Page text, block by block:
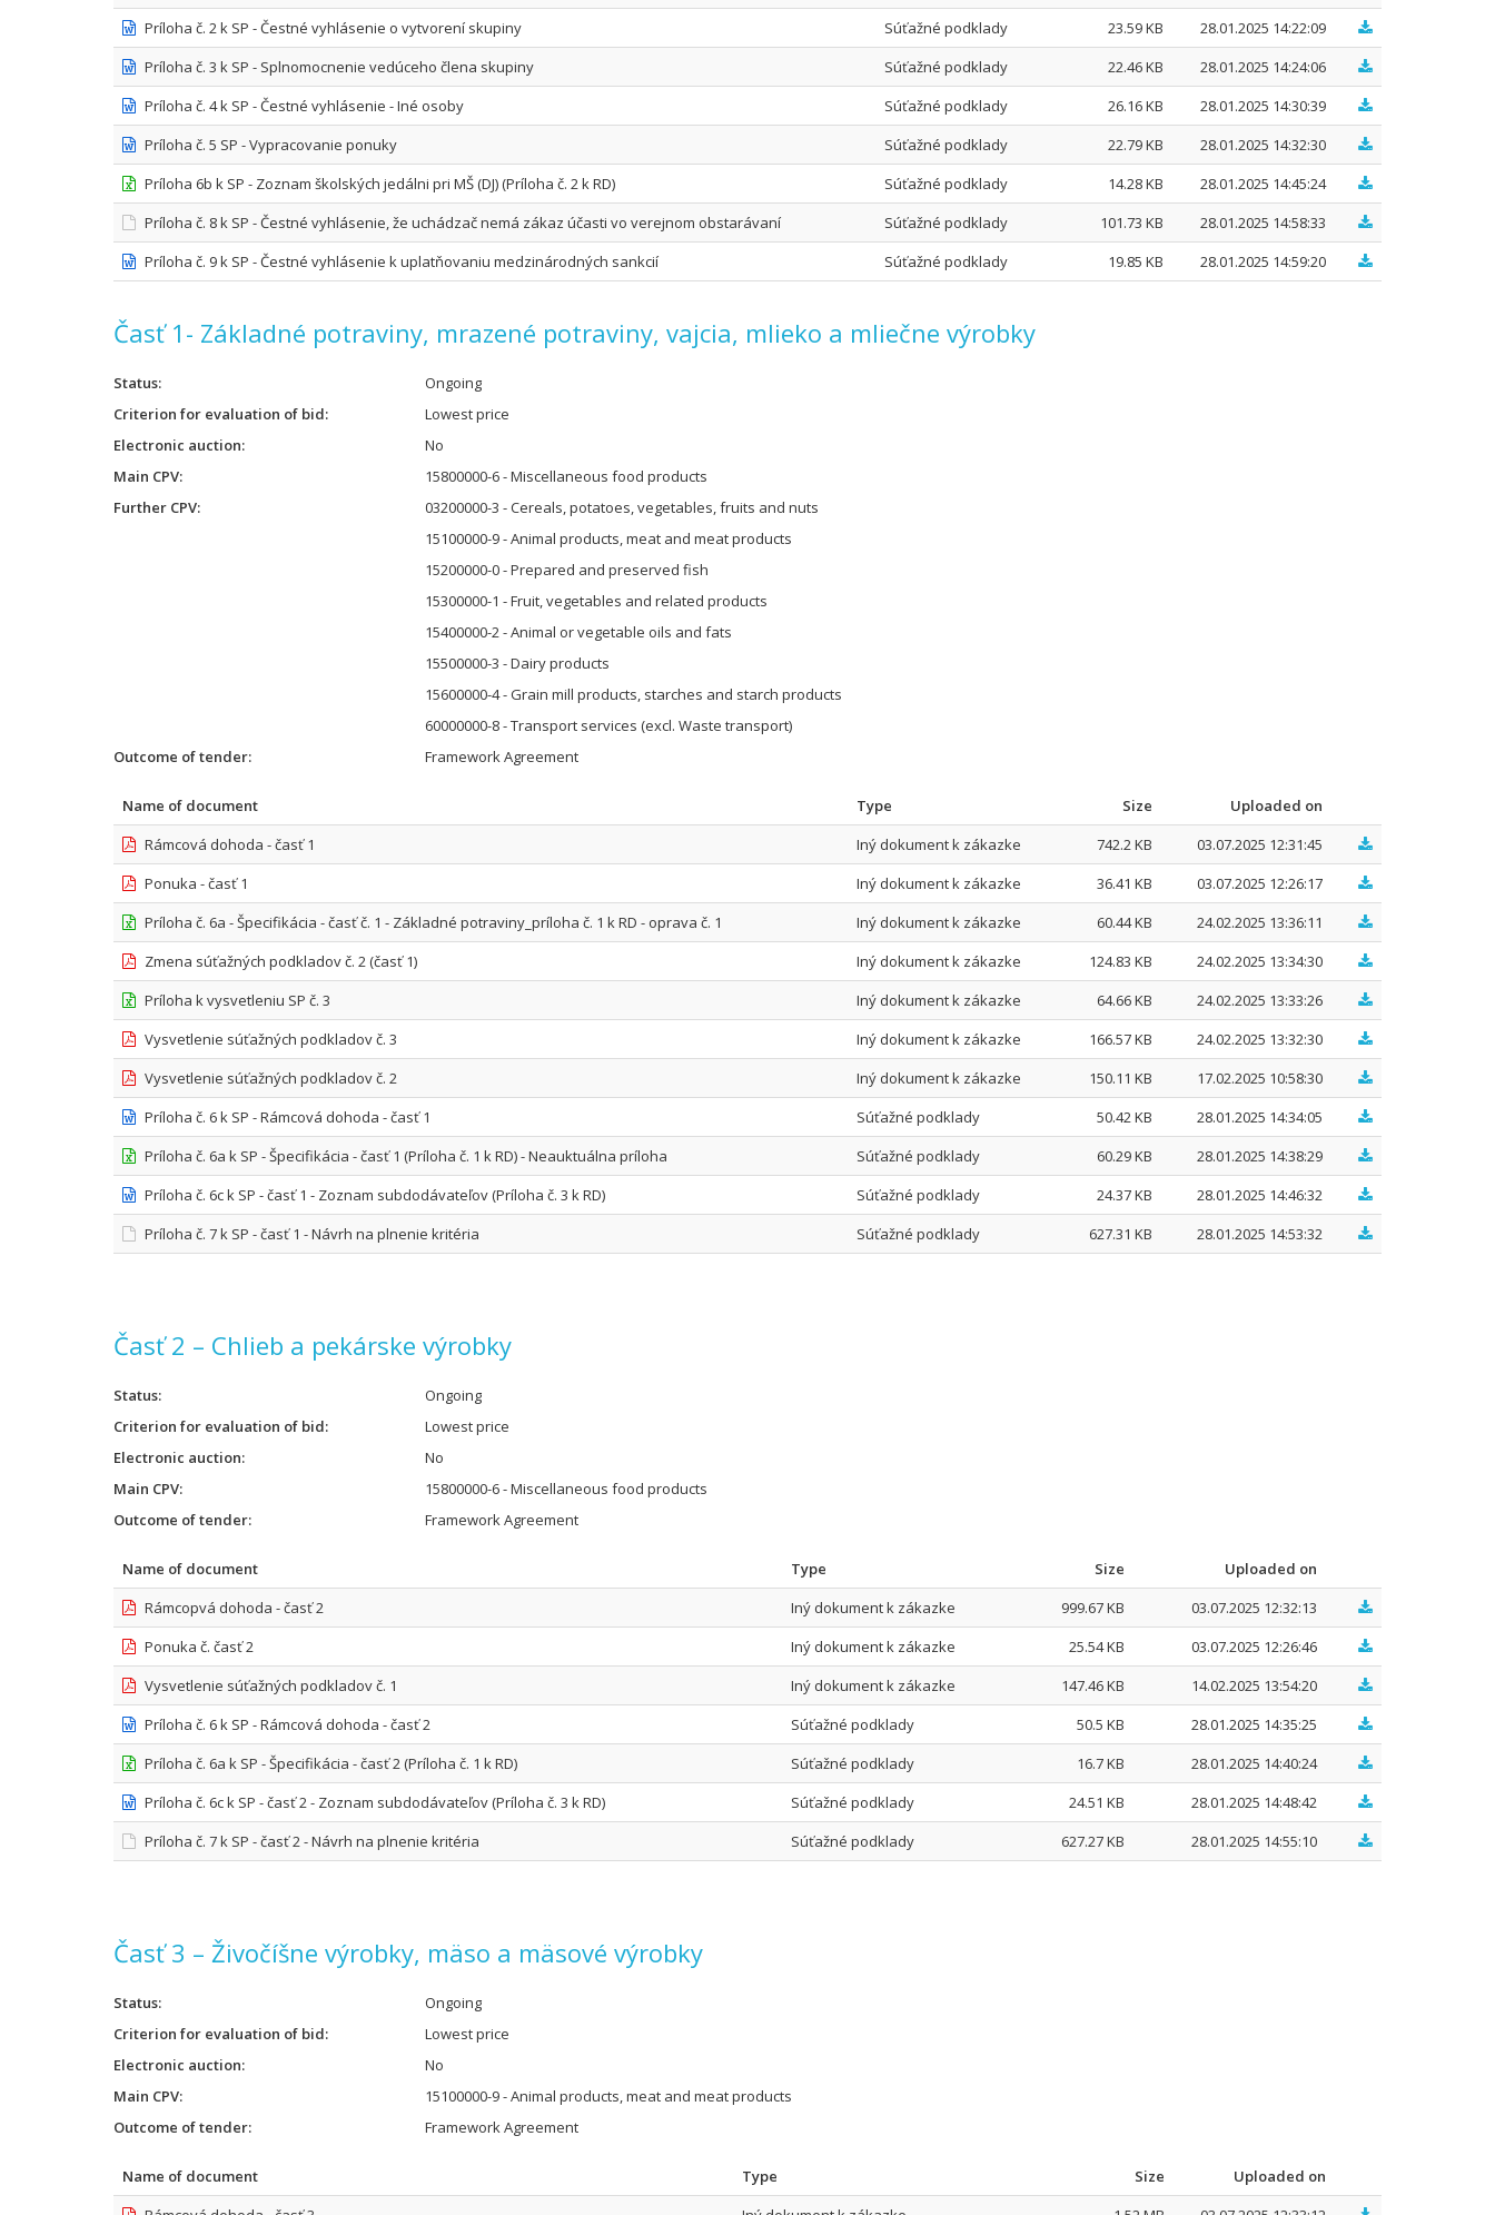
Príloha č. 2 k SP - Čestné vyhlásenie o vytvorení skupiny
Súťažné podklady 23.59 KB
28.01.2025 14:22:09
Príloha č. 3 k SP - Splnomocnenie vedúceho člena skupiny
Súťažné podklady 22.46 KB
28.01.2025 14:24:06
Príloha č. 4 k SP - Čestné vyhlásenie - Iné osoby
Súťažné podklady 26.16 KB
28.01.2025 14:30:39
Príloha č. 5 SP - Vypracovanie ponuky
Súťažné podklady 22.79 KB
28.01.2025 14:32:30
Príloha 6b k SP - Zoznam školských jedálni pri MŠ (DJ) (Príloha č. 2 k RD)
Súťažné podklady 14.28 KB
28.01.2025 14:45:24
Príloha č. 8 k SP - Čestné vyhlásenie, že uchádzač nemá zákaz účasti vo verejnom obstarávaní
Súťažné podklady 101.73 KB
28.01.2025 14:58:33
Príloha č. 9 k SP - Čestné vyhlásenie k uplatňovaniu medzinárodných sankcií
Súťažné podklady 19.85 KB 28.01.2025 14:59:20
Časť 1- Základné potraviny, mrazené potraviny, vajcia, mlieko a mliečne výrobky
Status
Ongoing
Criterion for evaluation of bid
Lowest price
Electronic auction
No
Main CPV
15800000-6 - Miscellaneous food products
Further CPV
03200000-3 - Cereals, potatoes, vegetables, fruits and nuts
15100000-9 - Animal products, meat and meat products
15200000-0 - Prepared and preserved fish
15300000-1 - Fruit, vegetables and related products
15400000-2 - Animal or vegetable oils and fats
15500000-3 - Dairy products
15600000-4 - Grain mill products, starches and starch products
60000000-8 - Transport services (excl. Waste transport)
Outcome of tender
Framework Agreement
Name of document Type Size
Uploaded on
Rámcová dohoda - časť 1
Iný dokument k zákazke 742.2 KB
03.07.2025 12:31:45
Ponuka - časť 1
Iný dokument k zákazke 36.41 KB
03.07.2025 12:26:17
Príloha č. 6a - Špecifikácia - časť č. 1 - Základné potraviny_príloha č. 1 k RD - oprava č. 1
Iný dokument k zákazke 60.44 KB
24.02.2025 13:36:11
Zmena súťažných podkladov č. 2 (časť 1)
Iný dokument k zákazke 124.83 KB
24.02.2025 13:34:30
Príloha k vysvetleniu SP č. 3
Iný dokument k zákazke 64.66 KB
24.02.2025 13:33:26
Vysvetlenie súťažných podkladov č. 3
Iný dokument k zákazke 166.57 KB
24.02.2025 13:32:30
Vysvetlenie súťažných podkladov č. 2
Iný dokument k zákazke 150.11 KB
17.02.2025 10:58:30
Príloha č. 6 k SP - Rámcová dohoda - časť 1
Súťažné podklady 50.42 KB
28.01.2025 14:34:05
Príloha č. 6a k SP - Špecifikácia - časť 1 (Príloha č. 1 k RD) - Neauktuálna príloha
Súťažné podklady 60.29 KB
28.01.2025 14:38:29
Príloha č. 6c k SP - časť 1 - Zoznam subdodávateľov (Príloha č. 3 k RD)
Súťažné podklady 24.37 KB
28.01.2025 14:46:32
Príloha č. 7 k SP - časť 1 - Návrh na plnenie kritéria
Súťažné podklady 627.31 KB 28.01.2025 14:53:32
Časť 2 – Chlieb a pekárske výrobky
Status
Ongoing
Criterion for evaluation of bid
Lowest price
Electronic auction
No
Main CPV
15800000-6 - Miscellaneous food products
Outcome of tender
Framework Agreement
Name of document Type Size
Uploaded on
Rámcopvá dohoda - časť 2
Iný dokument k zákazke 999.67 KB
03.07.2025 12:32:13
Ponuka č. časť 2
Iný dokument k zákazke 25.54 KB
03.07.2025 12:26:46
Vysvetlenie súťažných podkladov č. 1
Iný dokument k zákazke 147.46 KB
14.02.2025 13:54:20
Príloha č. 6 k SP - Rámcová dohoda - časť 2
Súťažné podklady 50.5 KB
28.01.2025 14:35:25
Príloha č. 6a k SP - Špecifikácia - časť 2 (Príloha č. 1 k RD)
Súťažné podklady 16.7 KB
28.01.2025 14:40:24
Príloha č. 6c k SP - časť 2 - Zoznam subdodávateľov (Príloha č. 3 k RD)
Súťažné podklady 24.51 KB
28.01.2025 14:48:42
Príloha č. 7 k SP - časť 2 - Návrh na plnenie kritéria
Súťažné podklady 627.27 KB 28.01.2025 14:55:10
Časť 3 – Živočíšne výrobky, mäso a mäsové výrobky
Status
Ongoing
Criterion for evaluation of bid
Lowest price
Electronic auction
No
Main CPV
15100000-9 - Animal products, meat and meat products
Outcome of tender
Framework Agreement
Name of document Type Size
Uploaded on